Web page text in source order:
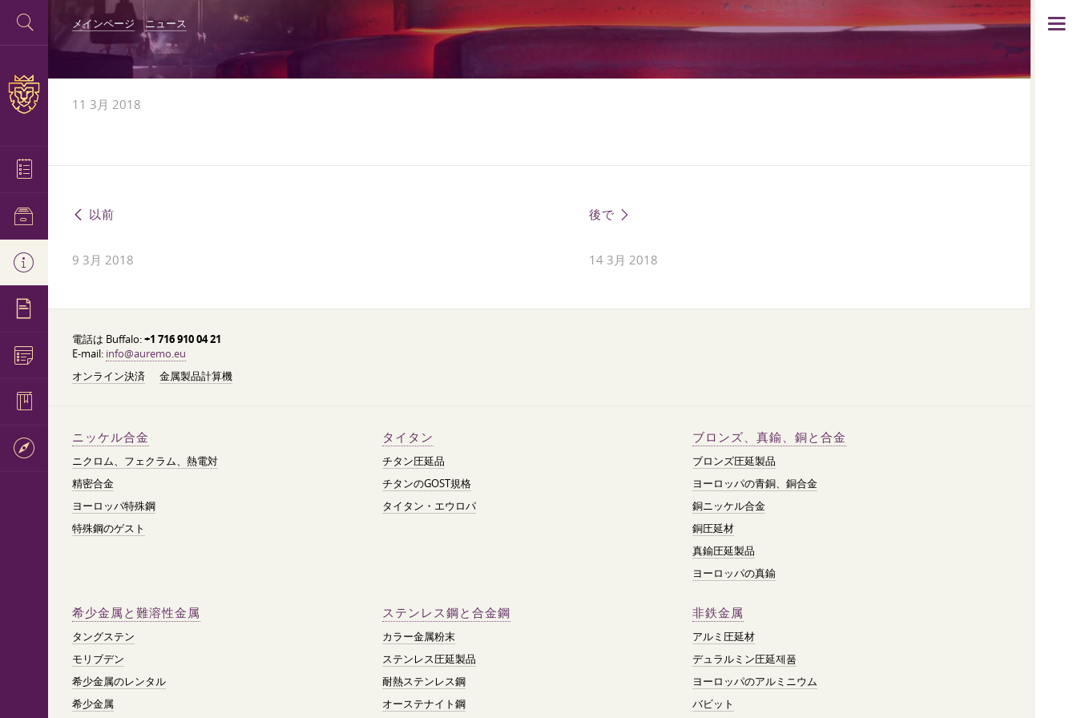
メインページ ニュース
11 3月 2018
以前
9 3月 2018
後で
14 3月 2018
電話は Buffalo:+1 716 910 04 21
E-mail: info@auremo.eu
オンライン決済
金属製品計算機
ニッケル合金
ニクロム、フェクラム、熱電対
精密合金
ヨーロッパ特殊鋼
特殊鋼のゲスト
タイタン
チタン圧延品
チタンのGOST規格
タイタン・エウロパ
ブロンズ、真鍮、銅と合金
ブロンズ圧延製品
ヨーロッパの青銅、銅合金
銅ニッケル合金
銅圧延材
真鍮圧延製品
ヨーロッパの真鍮
希少金属と難溶性金属
タングステン
モリブデン
希少金属のレンタル
希少金属
ステンレス鋼と合金鋼
カラー金属粉末
ステンレス圧延製品
耐熱ステンレス鋼
オーステナイト鋼
非鉄金属
アルミ圧延材
デュラルミン圧延제품
ヨーロッパのアルミニウム
バビット